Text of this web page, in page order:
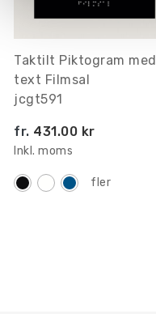
Taktilt Piktogram med
text Filmsal
jcgt591
fr. 431.00 kr
Inkl. moms
fler